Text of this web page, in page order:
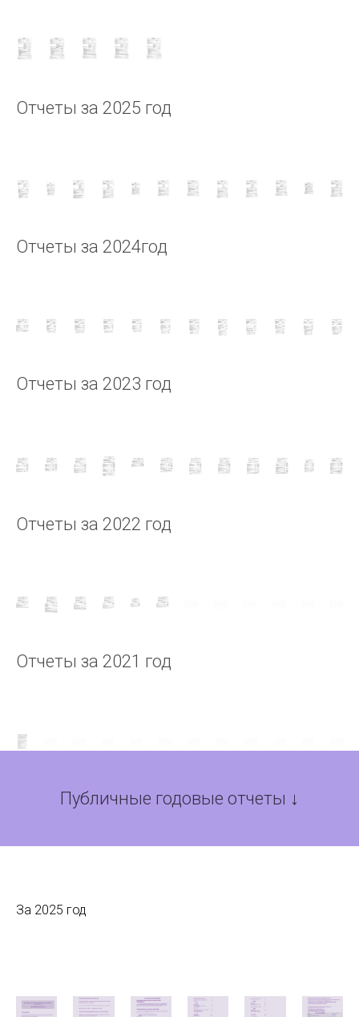
Отчеты за 2025 год
Отчеты за 2024год
Отчеты за 2023 год
Отчеты за 2022 год
Отчеты за 2021 год
Публичные годовые отчеты ↓
За 2025 год